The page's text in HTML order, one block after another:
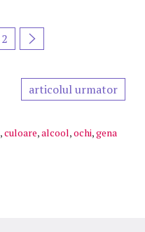
2
articolul urmator
,culoare,alcool,ochi,gena